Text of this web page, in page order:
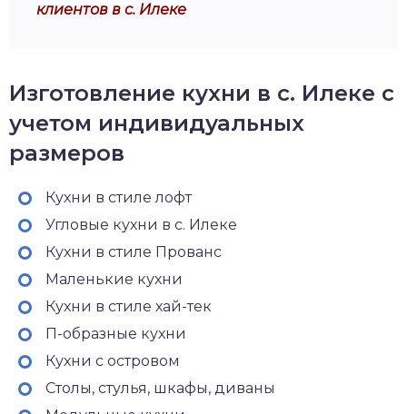
клиентов в с. Илеке
Изготовление кухни в с. Илеке с
учетом индивидуальных
размеров
Кухни в стиле лофт
Угловые кухни в с. Илеке
Кухни в стиле Прованс
Маленькие кухни
Кухни в стиле хай-тек
П-образные кухни
Кухни с островом
Столы, стулья, шкафы, диваны